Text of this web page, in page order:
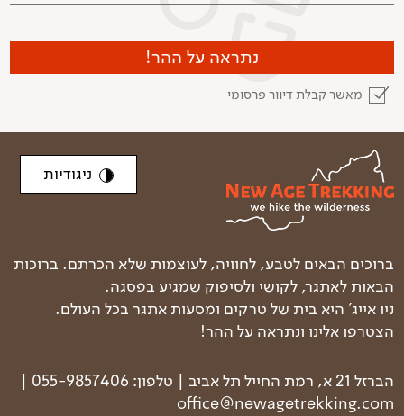
מאשר קבלת דיוור פרסומי
נתראה על ההר!
ברוכים הבאים לטבע, לחוויה, לעוצמות שלא הכרתם. ברוכות
הבאות לאתגר, לקושי ולסיפוק שמגיע בפסגה.
ניו אייג' היא בית של טרקים ומסעות אתגר בכל העולם.
הצטרפו אלינו ונתראה על ההר!
הברזל 21 א, רמת החייל תל אביב | טלפון: 055-9857406 |
office@newagetrekking.com
ניגודיות